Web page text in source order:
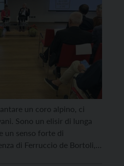
un coro alpino, ci
Sono un elisir di lunga
un senso forte di
di Ferruccio de Bortoli,